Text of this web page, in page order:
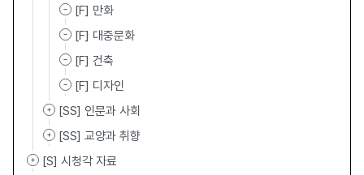
[F] 만화
[F] 대중문화
[F] 건축
[F] 디자인
[SS] 인문과 사회
[SS] 교양과 취향
[S] 시청각 자료